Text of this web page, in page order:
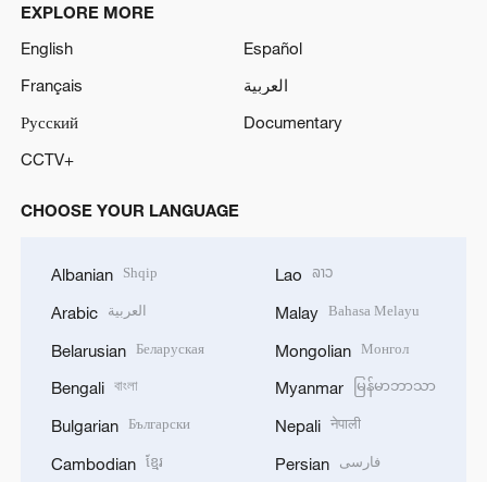
EXPLORE MORE
English
Español
Français
العربية
Русский
Documentary
CCTV+
CHOOSE YOUR LANGUAGE
Albanian Shqip
Arabic العربية
Belarusian Беларуская
Bengali বাংলা
Bulgarian Български
Cambodian ខ្មែរ
Lao ລາວ
Malay Bahasa Melayu
Mongolian Монгол
Myanmar မြန်မာဘာသာ
Nepali नेपाली
Persian فارسی